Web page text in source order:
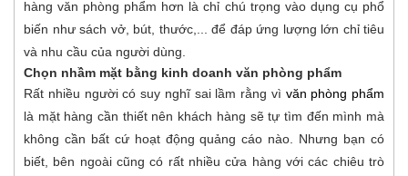
hàng văn phòng phẩm hơn là chỉ chú trọng vào dụng cụ phổ
biến như sách vở, bút, thước,... để đáp ứng lượng lớn chỉ tiêu
và nhu cầu của người dùng.
Chọn nhầm mặt bằng kinh doanh văn phòng phẩm
Rất nhiều người có suy nghĩ sai lầm rằng vì văn phòng phẩm
là mặt hàng cần thiết nên khách hàng sẽ tự tìm đến mình mà
không cần bất cứ hoạt động quảng cáo nào. Nhưng bạn có
biết, bên ngoài cũng có rất nhiều cửa hàng với các chiêu trò